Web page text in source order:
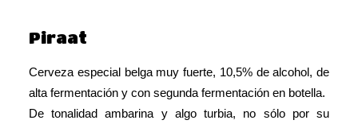
Piraat
Cerveza especial belga muy fuerte, 10,5% de alcohol, de
alta fermentación y con segunda fermentación en botella.
De tonalidad ambarina y algo turbia, no sólo por su